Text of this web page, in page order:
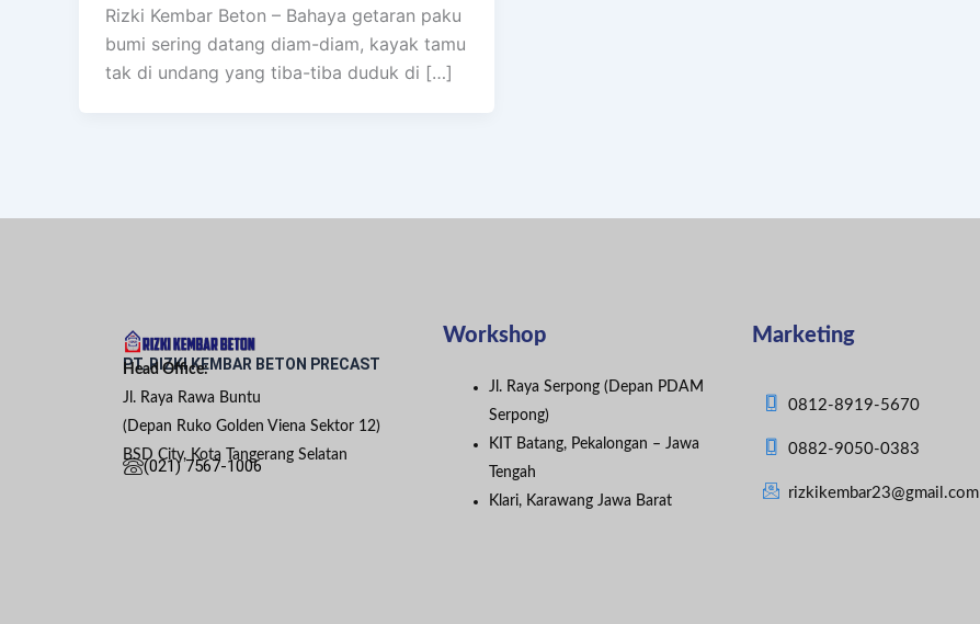
Rizki Kembar Beton – Bahaya getaran paku
bumi sering datang diam-diam, kayak tamu
tak di undang yang tiba-tiba duduk di […]
PT. RIZKI KEMBAR BETON PRECAST
Head Office:
Jl. Raya Rawa Buntu
(Depan Ruko Golden Viena Sektor 12)
BSD City, Kota Tangerang Selatan
(021) 7567-1006
Workshop
Jl. Raya Serpong (Depan PDAM
Serpong)
KIT Batang, Pekalongan – Jawa
Tengah
Klari, Karawang Jawa Barat
Marketing
0812-8919-5670
0882-9050-0383
rizkikembar23@gmail.com